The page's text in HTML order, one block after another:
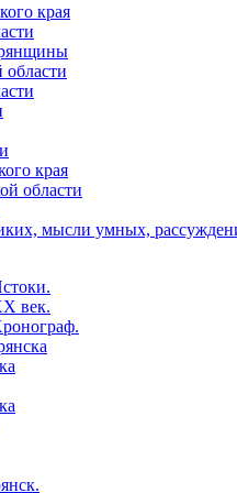
края
области
края
области
мысли умных,
век.